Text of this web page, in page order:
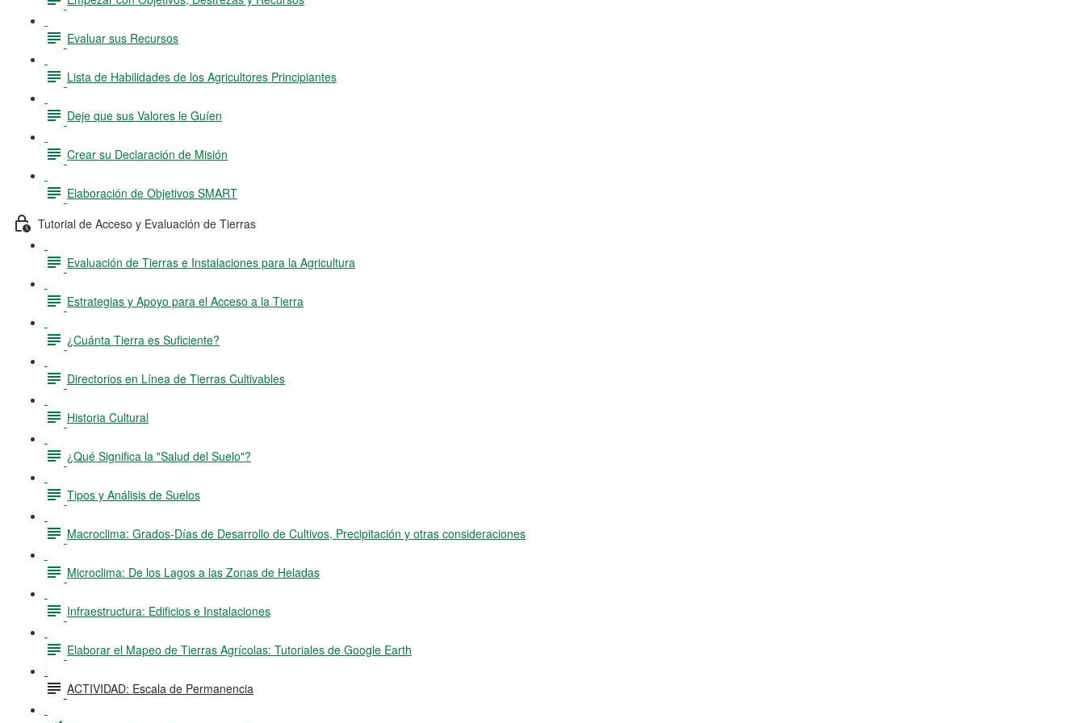
Evaluar sus Recursos
Lista de Habilidades de los Agricultores Principiantes
Deje que sus Valores le Guíen
Crear su Declaración de Misión
Elaboración de Objetivos SMART
Tutorial de Acceso y Evaluación de Tierras
Evaluación de Tierras e Instalaciones para la Agricultura
Estrategias y Apoyo para el Acceso a la Tierra
¿Cuánta Tierra es Suficiente?
Directorios en Línea de Tierras Cultivables
Historia Cultural
¿Qué Significa la "Salud del Suelo"?
Tipos y Análisis de Suelos
Macroclima: Grados-Días de Desarrollo de Cultivos, Precipitación y otras consideraciones
Microclima: De los Lagos a las Zonas de Heladas
Infraestructura: Edificios e Instalaciones
Elaborar el Mapeo de Tierras Agrícolas: Tutoriales de Google Earth
ACTIVIDAD: Escala de Permanencia